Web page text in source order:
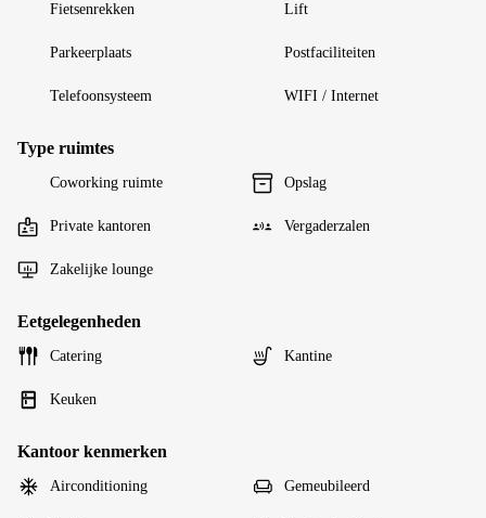
Fietsenrekken Lift
Parkeerplaats Postfaciliteiten
Telefoonsysteem WIFI / Internet
Type ruimtes
Coworking ruimte Opslag
Private kantoren Vergaderzalen
Zakelijke lounge
Eetgelegenheden
Catering Kantine
Keuken
Kantoor kenmerken
Airconditioning Gemeubileerd